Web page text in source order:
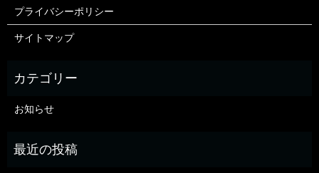
プライバシーポリシー
サイトマップ
お知らせ